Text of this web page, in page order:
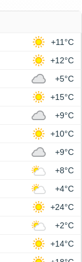
+11°C
+12°C
+5°C
+15°C
+9°C
+10°C
+9°C
+8°C
+4°C
+24°C
+2°C
+14°C